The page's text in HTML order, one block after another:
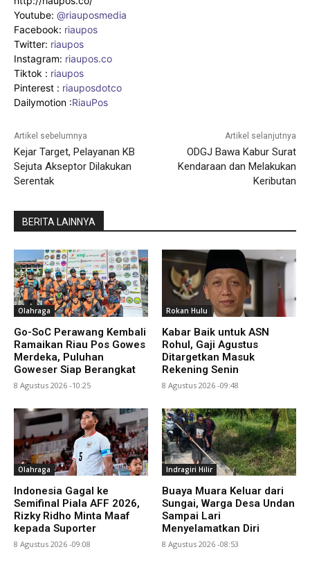
Youtube: @riauposmedia
Facebook: riaupos
Twitter: riaupos
Instagram: riaupos.co
Tiktok : riaupos
Pinterest : riauposdotco
Dailymotion :RiauPos
Artikel sebelumnya
Kejar Target, Pelayanan KB
Sejuta Akseptor Dilakukan
Serentak
Artikel selanjutnya
ODGJ Bawa Kabur Surat
Kendaraan dan Melakukan
Keributan
BERITA LAINNYA
Olahraga
Go-SoC Perawang Kembali
Ramaikan Riau Pos Gowes
Merdeka, Puluhan
Goweser Siap Berangkat
8 Agustus 2026 -10:25
Rokan Hulu
Kabar Baik untuk ASN
Rohul, Gaji Agustus
Ditargetkan Masuk
Rekening Senin
8 Agustus 2026 -09:48
Olahraga
Indonesia Gagal ke
Semifinal Piala AFF 2026,
Rizky Ridho Minta Maaf
kepada Suporter
8 Agustus 2026 -09:08
Indragiri Hilir
Buaya Muara Keluar dari
Sungai, Warga Desa Undan
Sampai Lari
Menyelamatkan Diri
8 Agustus 2026 -08:53